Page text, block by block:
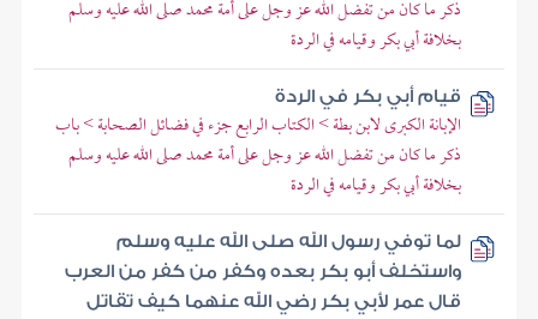
ذكر ما كان من تفضل الله عز وجل على أمة محمد صلى الله عليه وسلم
بخلافة أبي بكر وقيامه في الردة
قيام أبي بكر في الردة
الإبانة الكبرى لابن بطة > الكتاب الرابع جزء في فضائل الصحابة > باب
ذكر ما كان من تفضل الله عز وجل على أمة محمد صلى الله عليه وسلم
بخلافة أبي بكر وقيامه في الردة
لما توفي رسول الله صلى الله عليه وسلم
واستخلف أبو بكر بعده وكفر من كفر من العرب
قال عمر لأبي بكر رضي الله عنهما كيف تقاتل